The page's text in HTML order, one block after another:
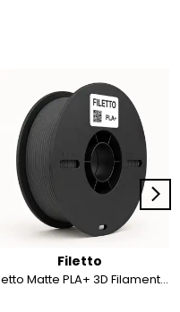
Filetto
Filetto Matte PLA+ 3D Filament – 1.75mm – 1KG – AMS Uyumlu